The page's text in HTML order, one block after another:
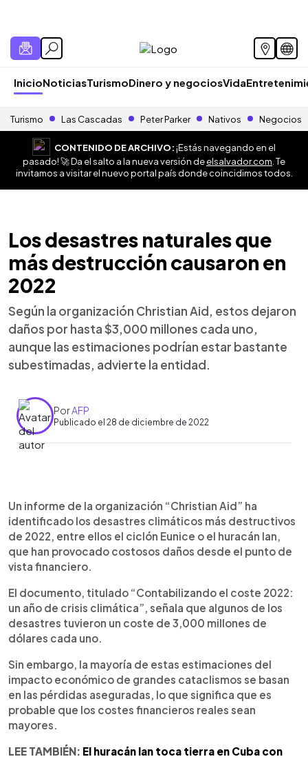
InicioNoticiasTurismoDinero y negociosVida
Turismo Las Cascadas Peter Parker Nativos Negocios
CONTENIDO DE ARCHIVO:¡Estás navegando en el
pasado! 🚀 Da el salto a la nueva versión deelsalvador.com . Te
invitamos a visitar el nuevo portal país donde coincidimos todos.
Los desastres naturales que
más destrucción causaron en
2022
Según la organización Christian Aid, estos dejaron
daños por hasta $3,000 millones cada uno,
aunque las estimaciones podrían estar bastante
subestimadas, advierte la entidad.
PorAFP
Publicado el 28 de diciembre de 2022
Escuchar artículo
Un informe de la organización “Christian Aid” ha
identificado los desastres climáticos más destructivos
de 2022, entre ellos el ciclón Eunice o el huracán Ian,
que han provocado costosos daños desde el punto de
vista financiero.
El documento, titulado “Contabilizando el coste 2022:
un año de crisis climática”, señala que algunos de los
desastres tuvieron un coste de 3,000 millones de
dólares cada uno.
Sin embargo, la mayoría de estas estimaciones del
impacto económico de grandes cataclismos se basan
en las pérdidas aseguradas, lo que significa que es
probable que los costes financieros reales sean
mayores.
LEE TAMBIÉN: El huracán Ian toca tierra en Cuba con